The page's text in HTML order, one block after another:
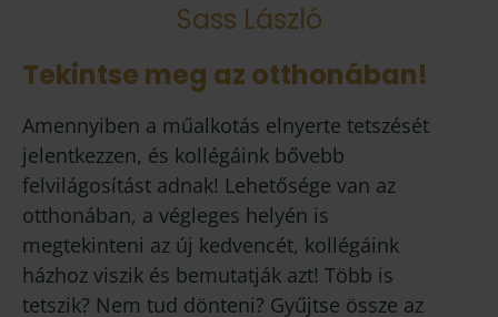
Sass László
Tekintse meg az otthonában!
Amennyiben a műalkotás elnyerte tetszését
jelentkezzen, és kollégáink bővebb
felvilágosítást adnak! Lehetősége van az
otthonában, a végleges helyén is
megtekinteni az új kedvencét, kollégáink
házhoz viszik és bemutatják azt! Több is
tetszik? Nem tud dönteni? Gyűjtse össze az